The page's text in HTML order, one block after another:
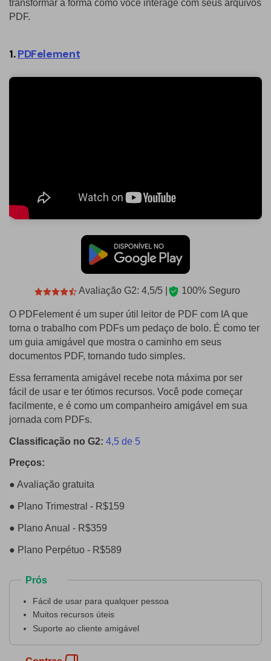
transformar a forma como você interage com seus arquivos
PDF.
1.PDFelement
Avaliação G2: 4,5/5 | 100% Seguro
O PDFelement é um super útil leitor de PDF com IA que
torna o trabalho com PDFs um pedaço de bolo. É como ter
um guia amigável que mostra o caminho em seus
documentos PDF, tornando tudo simples.
Essa ferramenta amigável recebe nota máxima por ser
fácil de usar e ter ótimos recursos. Você pode começar
facilmente, e é como um companheiro amigável em sua
jornada com PDFs.
Classificação no G2: 4,5 de 5
Preços:
● Avaliação gratuita
● Plano Trimestral - R$159
● Plano Anual - R$359
● Plano Perpétuo - R$589
Prós
Fácil de usar para qualquer pessoa
Muitos recursos úteis
Suporte ao cliente amigável